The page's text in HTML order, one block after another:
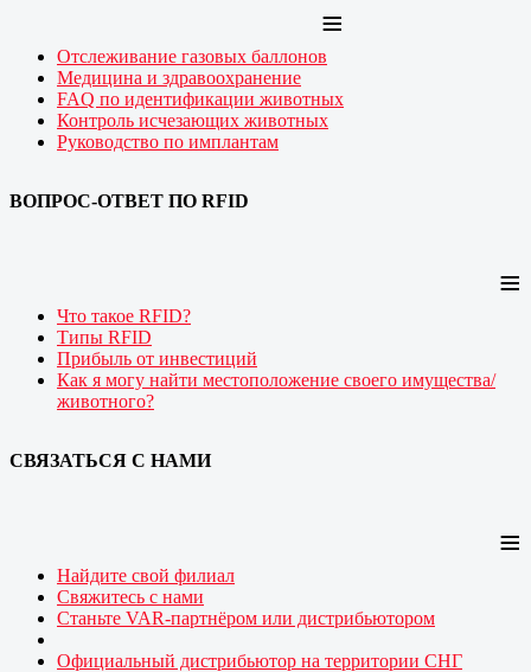
≡
Отслеживание газовых баллонов
Медицина и здравоохранение
FAQ по идентификации животных
Контроль исчезающих животных
Руководство по имплантам
ВОПРОС-ОТВЕТ ПО RFID
≡
Что такое RFID?
Типы RFID
Прибыль от инвестиций
Как я могу найти местоположение своего имущества/
животного?
СВЯЗАТЬСЯ С НАМИ
≡
Найдите свой филиал
Свяжитесь с нами
Станьте VAR-партнёром или дистрибьютором
Официальный дистрибьютор на территории СНГ